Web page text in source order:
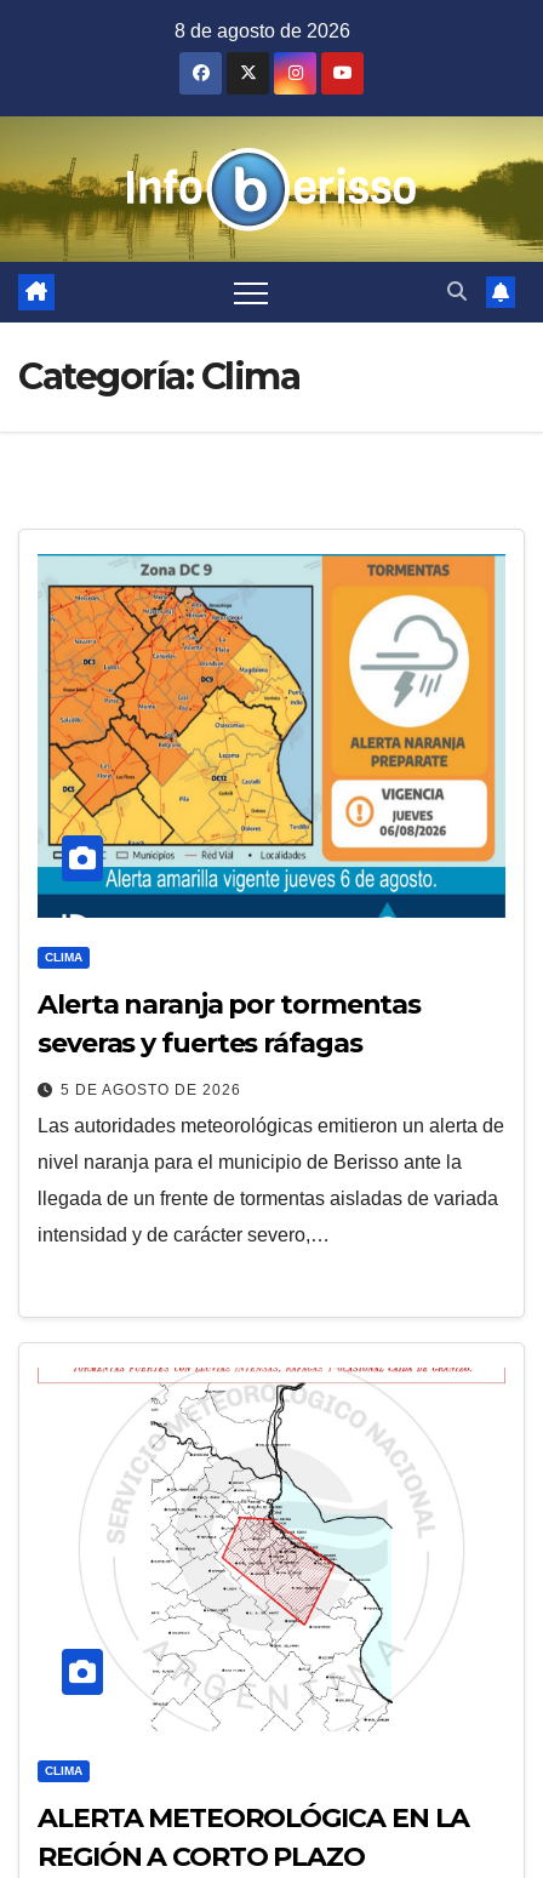
8 de agosto de 2026
Categoría:Clima
CLIMA
Alerta naranja por tormentas
severas y fuertes ráfagas
5 DE AGOSTO DE 2026
Las autoridades meteorológicas emitieron un alerta de
nivel naranja para el municipio de Berisso ante la
llegada de un frente de tormentas aisladas de variada
intensidad y de carácter severo,…
CLIMA
ALERTA METEOROLÓGICA EN LA
REGIÓN A CORTO PLAZO